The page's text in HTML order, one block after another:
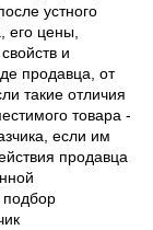
устного
его цены,
и
продавца, от
такие отличия
товара -
если им
продавца
подбор